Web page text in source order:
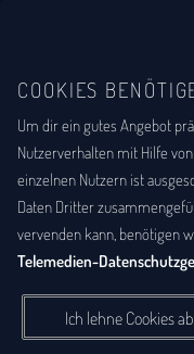
COOKIES
Um dir ein gutes Angebot
Nutzerverhalten mit Hilfe von
einzelnen Nutzern ist
Daten Dritter
vervenden kann, benötigen
Telemedien-
Ich lehne Cookies ab!
BUCHSTABENTAUSCH
Anagramm-
DasAnagrammlexikon
Wörter, zu denen
Buchstabenfolge, die
Wörter und auch ganze
geht es einzig um real